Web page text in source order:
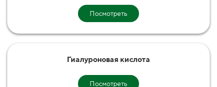
Посмотреть
Гиалуроновая кислота
Посмотреть